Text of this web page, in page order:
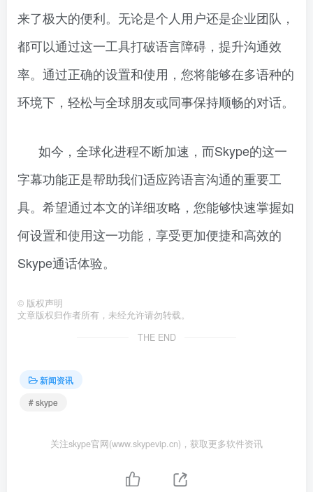
来了极大的便利。无论是个人用户还是企业团队，
都可以通过这一工具打破语言障碍，提升沟通效
率。通过正确的设置和使用，您将能够在多语种的
环境下，轻松与全球朋友或同事保持顺畅的对话。
如今，全球化进程不断加速，而Skype的这一
字幕功能正是帮助我们适应跨语言沟通的重要工
具。希望通过本文的详细攻略，您能够快速掌握如
何设置和使用这一功能，享受更加便捷和高效的
Skype通话体验。
© 版权声明
文章版权归作者所有，未经允许请勿转载。
THE END
新闻资讯
# skype
关注skype官网(www.skypevip.cn)，获取更多软件资讯